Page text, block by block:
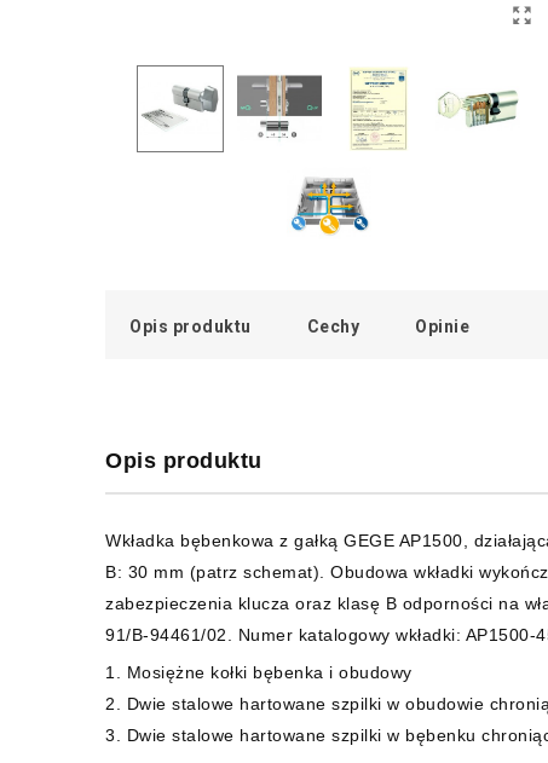
Opis produktu Cechy Opinie
Opis produktu
Wkładka bębenkowa z gałką GEGE AP1500,
B: 30 mm (patrz schemat). Obudowa wkładki
zabezpieczenia klucza oraz klasę B odporności na
91/B-94461/02. Numer katalogowy wkładki: AP1500-
1. Mosiężne kołki bębenka i obudowy
2. Dwie stalowe hartowane szpilki w obudowie
3. Dwie stalowe hartowane szpilki w bębenku